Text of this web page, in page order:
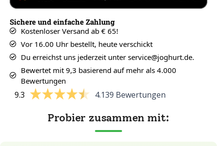
Sichere und einfache Zahlung
Kostenloser Versand ab € 65!
Vor 16.00 Uhr bestellt, heute verschickt
Du erreichst uns jederzeit unter service@joghurt.de.
Bewertet mit 9,3 basierend auf mehr als 4.000
Bewertungen
9.3 4.139 Bewertungen
Probier zusammen mit: